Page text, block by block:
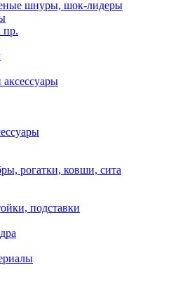
шнуры, шок-лидеры
пр.
рогатки, ковши, сита
подставки